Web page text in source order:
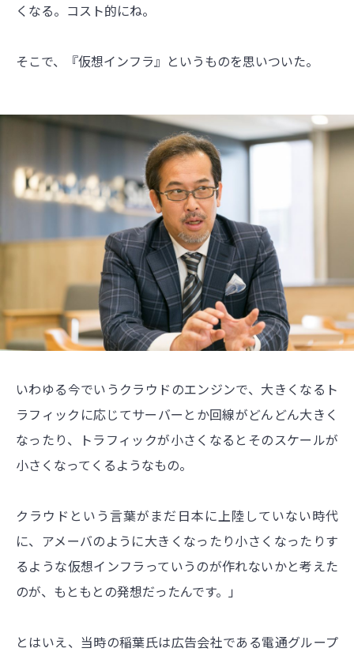
くなる。コスト的にね。
そこで、『仮想インフラ』というものを思いついた。
いわゆる今でいうクラウドのエンジンで、大きくなるト
ラフィックに応じてサーバーとか回線がどんどん大きく
なったり、トラフィックが小さくなるとそのスケールが
小さくなってくるようなもの。
クラウドという言葉がまだ日本に上陸していない時代
に、アメーバのように大きくなったり小さくなったりす
るような仮想インフラっていうのが作れないかと考えた
のが、もともとの発想だったんです。」
とはいえ、当時の稲葉氏は広告会社である電通グループ